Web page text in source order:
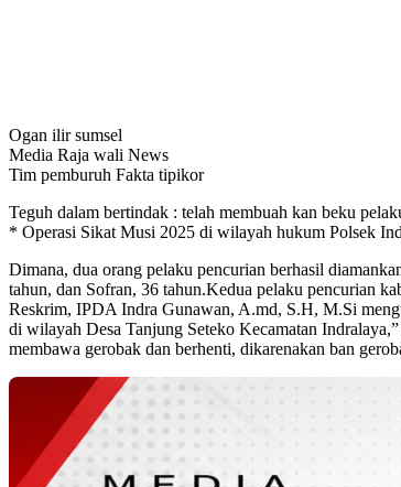
Ogan ilir sumsel
Media Raja wali News
Tim pemburuh Fakta tipikor
Teguh dalam bertindak : telah membuah kan beku
* Operasi Sikat Musi 2025 di wilayah hukum Polsek
Dimana, dua orang pelaku pencurian berhasil
tahun, dan Sofran, 36 tahun.Kedua pelaku pencurian
Reskrim, IPDA Indra Gunawan, A.md, S.H, M.Si
di wilayah Desa Tanjung Seteko Kecamatan
membawa gerobak dan berhenti, dikarenakan ban